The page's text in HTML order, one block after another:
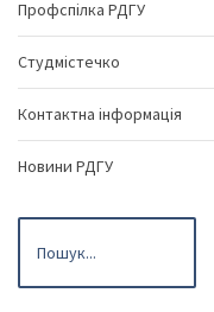
Профспілка РДГУ
Студмістечко
Контактна інформація
Новини РДГУ